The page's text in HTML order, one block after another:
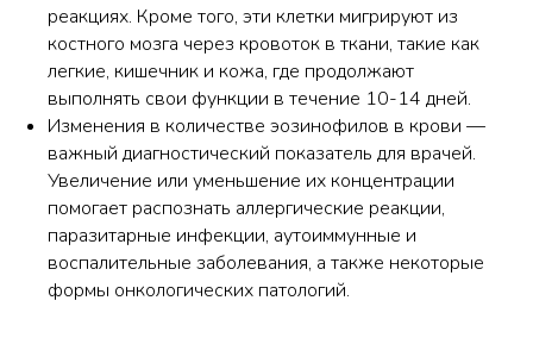
реакциях. Кроме того, эти клетки мигрируют из
костного мозга через кровоток в ткани, такие как
легкие, кишечник и кожа, где продолжают
выполнять свои функции в течение 10-14 дней.​
Изменения в количестве эозинофилов в крови —
важный диагностический показатель для врачей.
Увеличение или уменьшение их концентрации
помогает распознать аллергические реакции,
паразитарные инфекции, аутоиммунные и
воспалительные заболевания, а также некоторые
формы онкологических патологий.